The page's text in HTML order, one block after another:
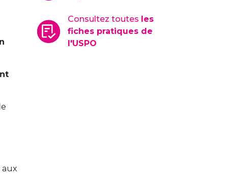
aux
Consultez toutes les
fiches pratiques de
l'USPO